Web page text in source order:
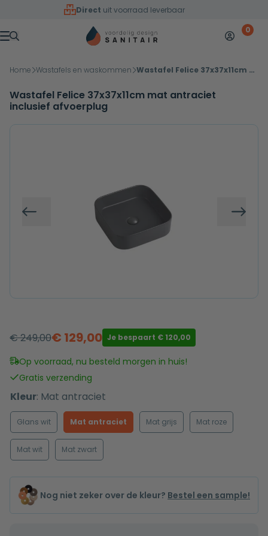
Overslaan naar inhoud
Direct uit voorraad leverbaar
Menu
Mijn 0
Home Wastafels en waskommen Wastafel Felice 37x37x11cm mat antraciet inclusief afvoerplug
Wastafel Felice 37x37x11cm mat antraciet
inclusief afvoerplug
Vorige
€249,00
Oorspronkelijke
prijs
was:
€ 249,00.
€ 129,00
Huidige
prijs
is:
€ 129,00.
Je bespaart € 120,00
Op voorraad, nu besteld morgen in huis!
Gratis verzending
Kleur: Mat antraciet
Glans wit Mat antraciet Mat grijs Mat roze
Mat wit Mat zwart
Nog niet zeker over de kleur? Bestel een sample!